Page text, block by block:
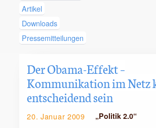
Artikel
Downloads
Pressemitteilungen
Der Obama-Effekt –
Kommunikation im Netz
entscheidend sein
20. Januar 2009 „Politik 2.0“